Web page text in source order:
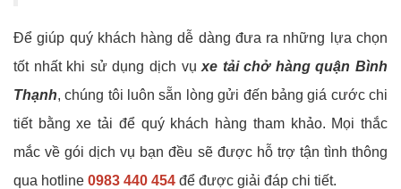
Để giúp quý khách hàng dễ dàng đưa ra những lựa chọn
tốt nhất khi sử dụng dịch vụxe tải chở hàng quận Bình
Thạnh, chúng tôi luôn sẵn lòng gửi đến bảng giá cước chi
tiết bằng xe tải để quý khách hàng tham khảo. Mọi thắc
mắc về gói dịch vụ bạn đều sẽ được hỗ trợ tận tình thông
qua hotline 0983 440 454 để được giải đáp chi tiết.